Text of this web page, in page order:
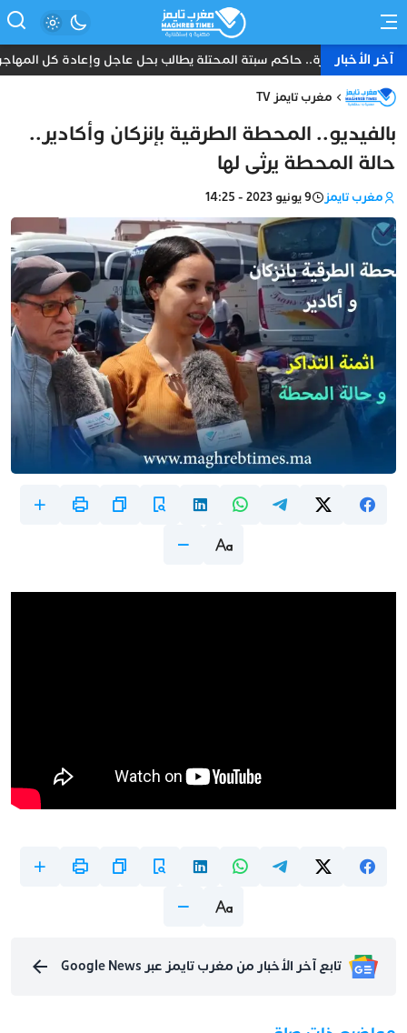
آخر الأخبار
موجة الهجرة.. حاكم سبتة المحتلة يطالب بحل عاجل وإعادة كل
مغرب تايمز TV
بالفيديو.. المحطة الطرقية بإنزكان وأكادير..
حالة المحطة يرثى لها
مغرب تايمز 9 يونيو 2023 - 14:25
تابع آخر الأخبار من مغرب تايمز عبر Google News